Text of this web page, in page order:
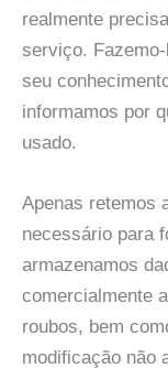
realmente
serviço.
seu
informamos por
usado.
Apenas retemos
necessário para
armazenamos
comercialmente
roubos, bem
modificação não